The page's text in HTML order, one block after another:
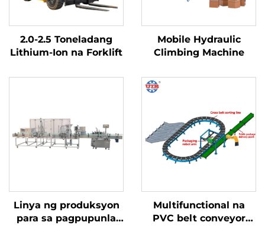
2.0-2.5 Toneladang
Lithium-Ion na Forklift
Mobile Hydraulic
Climbing Machine
Linya ng produksyon
para sa pagpupunla
Multifunctional na
PVC belt conveyor